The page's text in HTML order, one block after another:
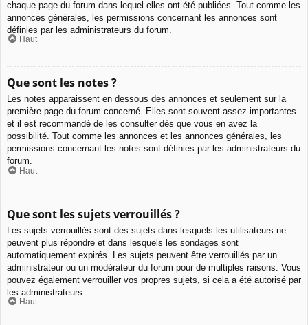
chaque page du forum dans lequel elles ont été publiées. Tout comme les
annonces générales, les permissions concernant les annonces sont
définies par les administrateurs du forum.
Haut
Que sont les notes ?
Les notes apparaissent en dessous des annonces et seulement sur la
première page du forum concerné. Elles sont souvent assez importantes
et il est recommandé de les consulter dès que vous en avez la
possibilité. Tout comme les annonces et les annonces générales, les
permissions concernant les notes sont définies par les administrateurs du
forum.
Haut
Que sont les sujets verrouillés ?
Les sujets verrouillés sont des sujets dans lesquels les utilisateurs ne
peuvent plus répondre et dans lesquels les sondages sont
automatiquement expirés. Les sujets peuvent être verrouillés par un
administrateur ou un modérateur du forum pour de multiples raisons. Vous
pouvez également verrouiller vos propres sujets, si cela a été autorisé par
les administrateurs.
Haut